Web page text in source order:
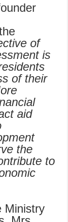
of
is
of their
aid
the
to
Ministry